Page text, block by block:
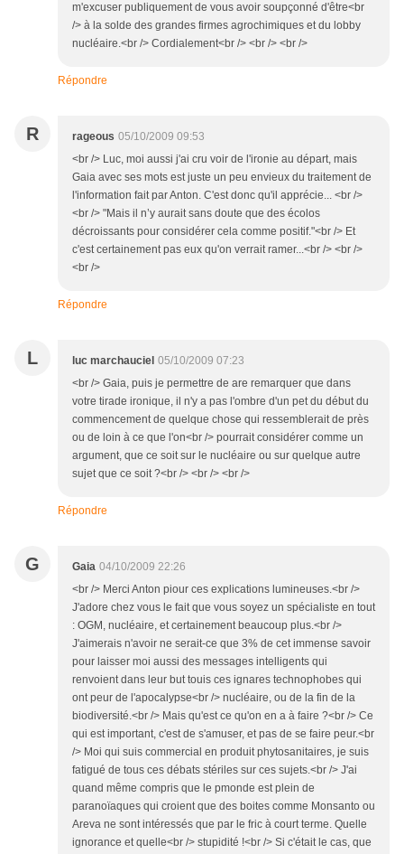
m'excuser publiquement de vous avoir soupçonné d'être<br
/> à la solde des grandes firmes agrochimiques et du lobby
nucléaire.<br /> Cordialement<br /> <br /> <br />
Répondre
R rageous 05/10/2009 09:53
<br /> Luc, moi aussi j'ai cru voir de l'ironie au départ, mais
Gaia avec ses mots est juste un peu envieux du traitement de
l'information fait par Anton. C'est donc qu'il apprécie... <br />
<br /> "Mais il n’y aurait sans doute que des écolos
décroissants pour considérer cela comme positif."<br /> Et
c'est certainement pas eux qu'on verrait ramer...<br /> <br />
<br />
Répondre
L luc marchauciel 05/10/2009 07:23
<br /> Gaia, puis je permettre de are remarquer que dans
votre tirade ironique, il n'y a pas l'ombre d'un pet du début du
commencement de quelque chose qui ressemblerait de près
ou de loin à ce que l'on<br /> pourrait considérer comme un
argument, que ce soit sur le nucléaire ou sur quelque autre
sujet que ce soit ?<br /> <br /> <br />
Répondre
G Gaia 04/10/2009 22:26
<br /> Merci Anton piour ces explications lumineuses.<br />
J'adore chez vous le fait que vous soyez un spécialiste en tout
: OGM, nucléaire, et certainement beaucoup plus.<br />
J'aimerais n'avoir ne serait-ce que 3% de cet immense savoir
pour laisser moi aussi des messages intelligents qui
renvoient dans leur but touis ces ignares technophobes qui
ont peur de l'apocalypse<br /> nucléaire, ou de la fin de la
biodiversité.<br /> Mais qu'est ce qu'on en a à faire ?<br /> Ce
qui est important, c'est de s'amuser, et pas de se faire peur.<br
/> Moi qui suis commercial en produit phytosanitaires, je suis
fatigué de tous ces débats stériles sur ces sujets.<br /> J'ai
quand même compris que le pmonde est plein de
paranoïaques qui croient que des boites comme Monsanto ou
Areva ne sont intéressés que par le fric à court terme. Quelle
ignorance et quelle<br /> stupidité !<br /> Si c'était le cas, que